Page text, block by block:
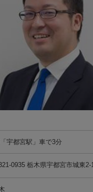
宇都宮駅」車で3分
0935 栃木県宇都宮市城東2-